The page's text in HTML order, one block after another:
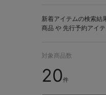
新着アイテムの検索結
商品 や 先行予約アイ
対象商品数
20件